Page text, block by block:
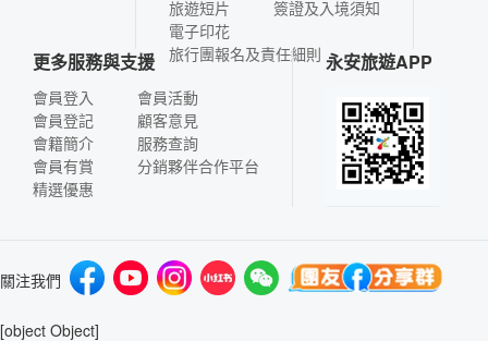
旅遊短片
電子印花
簽證及入境須知
旅行團報名及責任細則
更多服務與支援
會員登入
會員登記
會籍簡介
會員有賞
精選優惠
會員活動
顧客意見
服務查詢
分銷夥伴合作平台
永安旅遊APP
關注我們
[object Object]